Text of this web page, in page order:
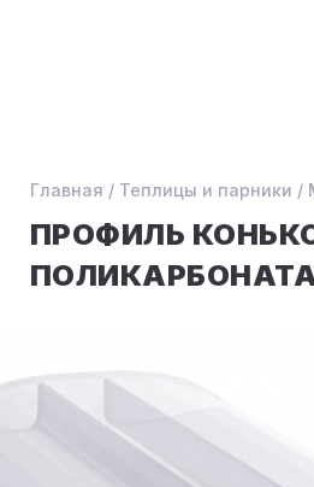
Главная / Теплицы и парники /
ПРОФИЛЬ